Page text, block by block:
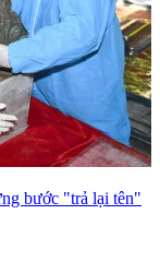
bước "trả lại tên"